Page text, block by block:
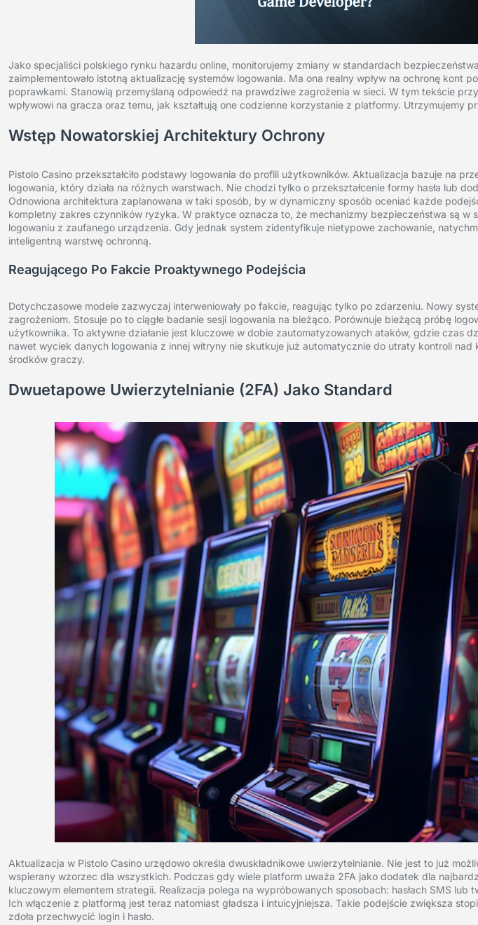
Jako specjaliści polskiego rynku hazardu online, monitorujemy zmiany w standardach bezpieczeństwa
zaimplementowało istotną aktualizację systemów logowania. Ma ona realny wpływ na ochronę kont
poprawkami. Stanowią przemyślaną odpowiedź na prawdziwe zagrożenia w sieci. W tym tekście
wpływowi na gracza oraz temu, jak kształtują one codzienne korzystanie z platformy. Utrzymujemy
Wstęp Nowatorskiej Architektury Ochrony
Pistolo Casino przekształciło podstawy logowania do profili użytkowników. Aktualizacja bazuje na
logowania, który działa na różnych warstwach. Nie chodzi tylko o przekształcenie formy hasła lub
Odnowiona architektura zaplanowana w taki sposób, by w dynamiczny sposób oceniać każde
kompletny zakres czynników ryzyka. W praktyce oznacza to, że mechanizmy bezpieczeństwa są w
logowaniu z zaufanego urządzenia. Gdy jednak system zidentyfikuje nietypowe zachowanie,
inteligentną warstwę ochronną.
Reagującego Po Fakcie Proaktywnego Podejścia
Dotychczasowe modele zazwyczaj interweniowały po fakcie, reagując tylko po zdarzeniu. Nowy
zagrożeniom. Stosuje po to ciągłe badanie sesji logowania na bieżąco. Porównuje bieżącą próbę
użytkownika. To aktywne działanie jest kluczowe w dobie zautomatyzowanych ataków, gdzie czas
nawet wyciek danych logowania z innej witryny nie skutkuje już automatycznie do utraty kontroli
środków graczy.
Dwuetapowe Uwierzytelnianie (2FA) Jako Standard
Aktualizacja w Pistolo Casino urzędowo określa dwuskładnikowe uwierzytelnianie. Nie jest to już
wspierany wzorzec dla wszystkich. Podczas gdy wiele platform uważa 2FA jako dodatek dla
kluczowym elementem strategii. Realizacja polega na wypróbowanych sposobach: hasłach SMS
Ich włączenie z platformą jest teraz natomiast gładsza i intuicyjniejsza. Takie podejście zwiększa
zdoła przechwycić login i hasło.